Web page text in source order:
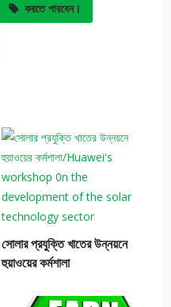
করতে পারবেন।
সোলার প্রযুক্তি খাতের উন্নয়নে
হুয়াওয়ের কর্মশালা